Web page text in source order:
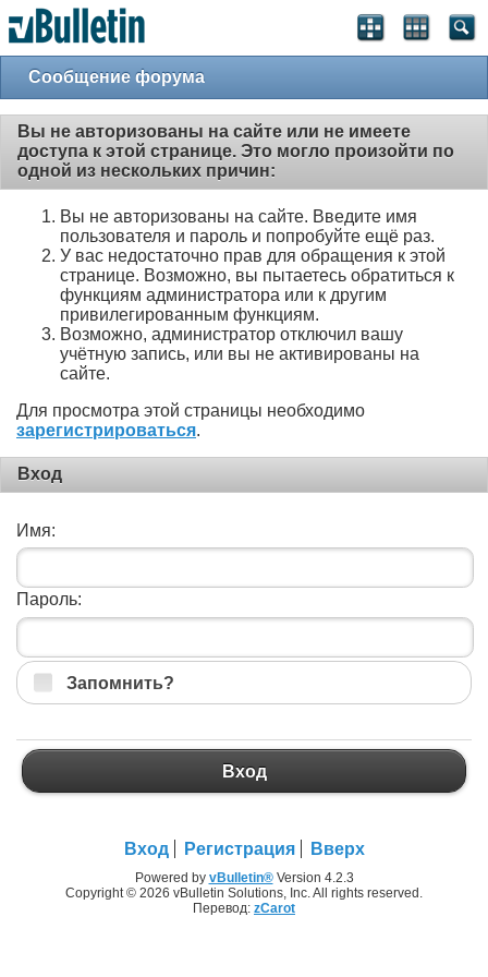
Сообщение форума
Вы не авторизованы на сайте или не имеете
доступа к этой странице. Это могло произойти по
одной из нескольких причин:
Вы не авторизованы на сайте. Введите имя
пользователя и пароль и попробуйте ещё раз.
У вас недостаточно прав для обращения к этой
странице. Возможно, вы пытаетесь обратиться к
функциям администратора или к другим
привилегированным функциям.
Возможно, администратор отключил вашу
учётную запись, или вы не активированы на
сайте.
Для просмотра этой страницы необходимо
зарегистрироваться.
Вход
Имя:
Пароль:
Запомнить?
Вход
Вход Регистрация Вверх
Powered by vBulletin®Version 4.2.3
Copyright © 2026 vBulletin Solutions, Inc. All rights reserved.
Перевод: zCarot